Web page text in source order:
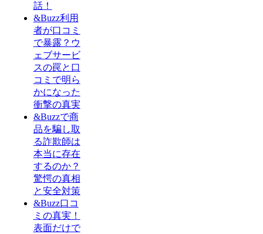
話！
&Buzz利用
者が口コミ
で暴露？ウ
ェブサービ
スの罠と口
コミで明ら
かになった
衝撃の真実
&Buzzで商
品を騙し取
る詐欺師は
本当に存在
するのか？
驚愕の真相
と安全対策
&Buzz口コ
ミの真実！
表面だけで